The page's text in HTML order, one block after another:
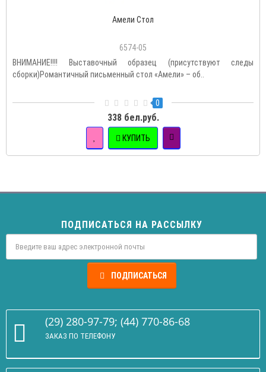
Амели Стол
6574-05
ВНИМАНИЕ!!!! Выставочный образец (присутствуют следы
сборки)Романтичный письменный стол «Амели» – об..
0
338 бел.руб.
КУПИТЬ
ПОДПИСАТЬСЯ НА РАССЫЛКУ
ПОДПИСАТЬСЯ
(29) 280-97-79; (44) 770-86-68
ЗАКАЗ ПО ТЕЛЕФОНУ